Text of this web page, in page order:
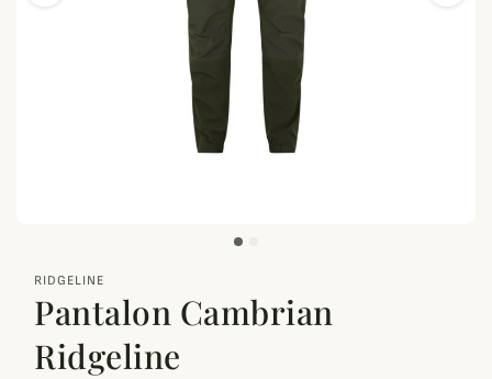
zoom_out_map
RIDGELINE
Pantalon Cambrian
Ridgeline